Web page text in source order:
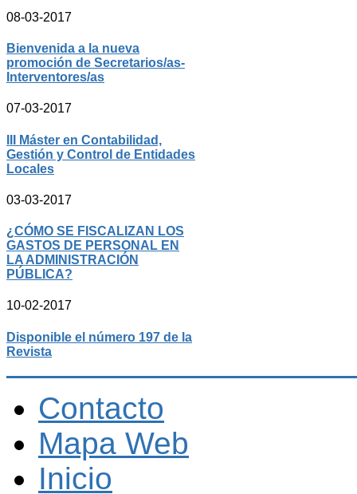
08-03-2017
Bienvenida a la nueva
promoción de Secretarios/as-
Interventores/as
07-03-2017
III Máster en Contabilidad,
Gestión y Control de Entidades
Locales
03-03-2017
¿CÓMO SE FISCALIZAN LOS
GASTOS DE PERSONAL EN
LA ADMINISTRACIÓN
PÚBLICA?
10-02-2017
Disponible el número 197 de la
Revista
Contacto
Mapa Web
Inicio